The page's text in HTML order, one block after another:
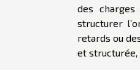
des
structurer
retards ou
et structurée,